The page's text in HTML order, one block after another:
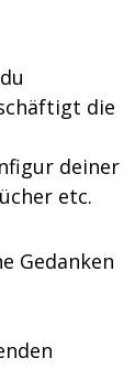
die
deiner
etc.
Gedanken